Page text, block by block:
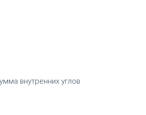
внутренних углов